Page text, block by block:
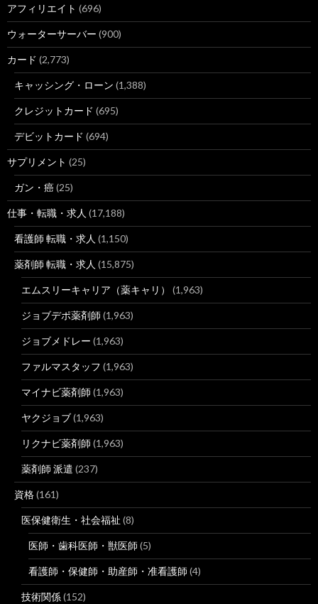
アフィリエイト (696)
ウォーターサーバー (900)
カード (2,773)
キャッシング・ローン (1,388)
クレジットカード (695)
デビットカード (694)
サプリメント (25)
ガン・癌(25)
仕事・転職・求人 (17,188)
看護師 転職・求人 (1,150)
薬剤師 転職・求人 (15,875)
エムスリーキャリア（薬キャリ） (1,963)
ジョブデポ薬剤師 (1,963)
ジョブメドレー (1,963)
ファルマスタッフ (1,963)
マイナビ薬剤師 (1,963)
ヤクジョブ(1,963)
リクナビ薬剤師 (1,963)
薬剤師 派遣 (237)
資格(161)
医保健衛生・社会福祉 (8)
医師・歯科医師・獣医師 (5)
看護師・保健師・助産師・准看護師 (4)
技術関係(152)